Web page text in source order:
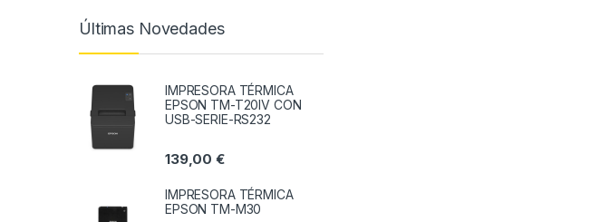
Últimas Novedades
IMPRESORA TÉRMICA
EPSON TM-T20IV CON
USB-SERIE-RS232
139,00€
IMPRESORA TÉRMICA
EPSON TM-M30